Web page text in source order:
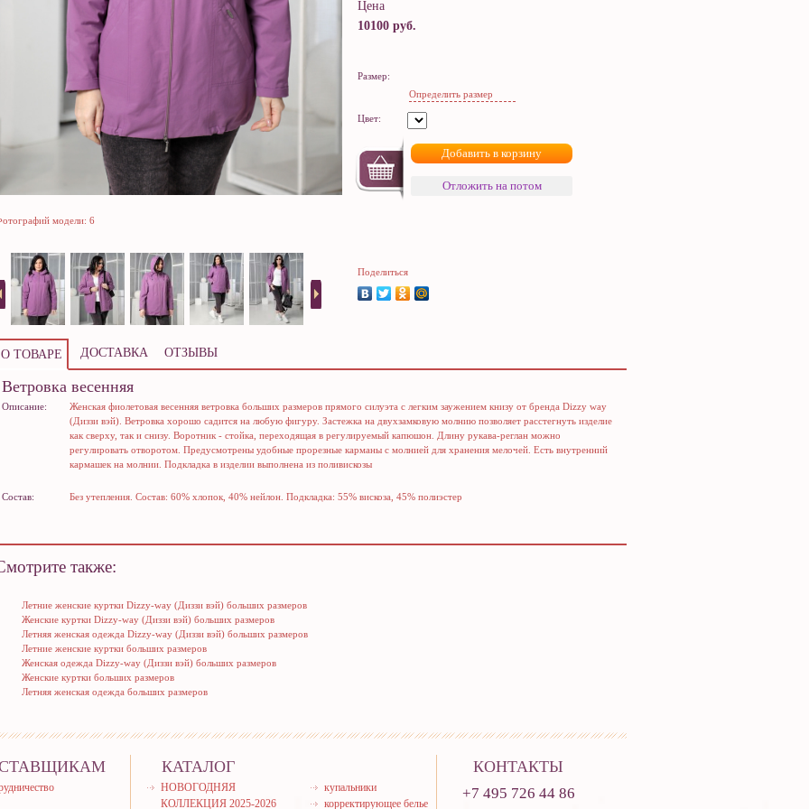
Цена
10100 руб.
Размер:
Определить размер
Цвет:
Поделиться
модели: 6
О ТОВАРЕ ДОСТАВКА ОТЗЫВЫ
Ветровка весенняя
Описание:
Женская фиолетовая весенняя ветровка больших размеров прямого силуэта с легким заужением книзу от бренда Dizzy way
(Диззи вэй). Ветровка хорошо садится на любую фигуру. Застежка на двухзамковую молнию позволяет расстегнуть изделие
как сверху, так и снизу. Воротник - стойка, переходящая в регулируемый капюшон. Длину рукава-реглан можно
регулировать отворотом. Предусмотрены удобные прорезные карманы с молнией для хранения мелочей. Есть внутренний
кармашек на молнии. Подкладка в изделии выполнена из поливискозы
Состав: Без утепления. Состав: 60% хлопок, 40% нейлон. Подкладка: 55% вискоза, 45% полиэстер
также:
Летние женские куртки Dizzy-way (Диззи вэй) больших размеров
Женские куртки Dizzy-way (Диззи вэй) больших размеров
Летняя женская одежда Dizzy-way (Диззи вэй) больших размеров
Летние женские куртки больших размеров
Женская одежда Dizzy-way (Диззи вэй) больших размеров
Женские куртки больших размеров
Летняя женская одежда больших размеров
КАТАЛОГ
НОВОГОДНЯЯ
КОЛЛЕКЦИЯ 2025-2026
купальники
корректирующее белье
КОНТАКТЫ
+7 495 726 44 86